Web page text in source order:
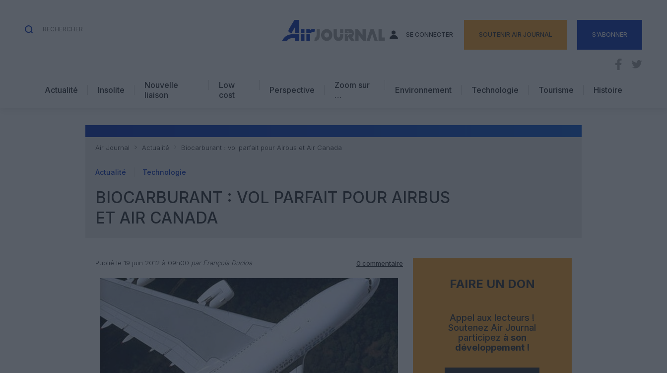
SE CONNECTER SOUTENIR AIR JOURNAL S'ABONNER
Actualité Insolite
Nouvelle
liaison
Low
cost
Perspective
Zoom sur
…
Avis d’expert
Environnement Technologie
Tourisme
Hôtellerie
Histoire
Air Journal Actualité Biocarburant : vol parfait pour Airbus et Air Canada
Actualité Technologie
BIOCARBURANT : VOL PARFAIT POUR AIRBUS
ET AIR CANADA
Publié le 19 juin 2012 à 09h00 par François Duclos 0 commentaire
FAIRE UN DON
Appel aux lecteurs !
Soutenez Air Journal
participez à son
développement !